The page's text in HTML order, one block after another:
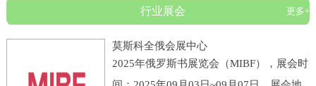
行业展会 更多+
莫斯科全俄会展中心
2025年俄罗斯书展览会（MIBF），展会时